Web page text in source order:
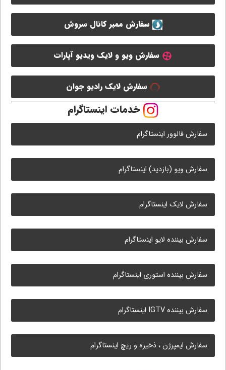
سفارش ممبر کانال سروش
سفارش ویو و لایک ویدیو آپارات
سفارش لایک رادیو جوان
خدمات اینستاگرام
سفارش فالوور اینستاگرام
سفارش ویو (بازدید) اینستاگرام
سفارش لایک اینستاگرام
سفارش بیننده لایو اینستاگرام
سفارش بیننده استوری اینستاگرام
سفارش بیننده IGTV اینستاگرام
سفارش ایمپرژن ، ذخیره و ریچ اینستاگرام